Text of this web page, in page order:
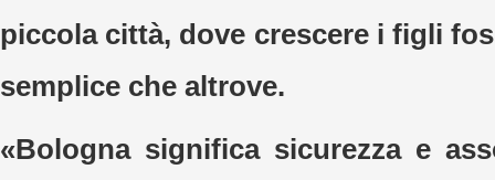
piccola città, dove crescere i figli
semplice che altrove.
«Bologna significa sicurezza e